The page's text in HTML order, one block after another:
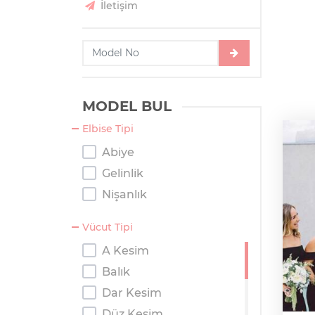
İletişim
MODEL BUL
Elbise Tipi
Abiye
Gelinlik
Nişanlık
Vücut Tipi
A Kesim
Balık
Dar Kesim